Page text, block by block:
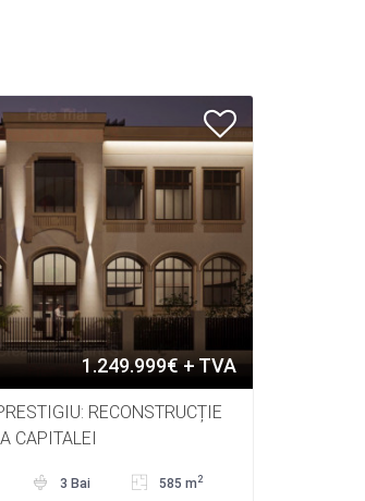
1.249.999€ + TVA
RECONSTRUCȚIE
CAPITALEI
3 Bai 585 m 2